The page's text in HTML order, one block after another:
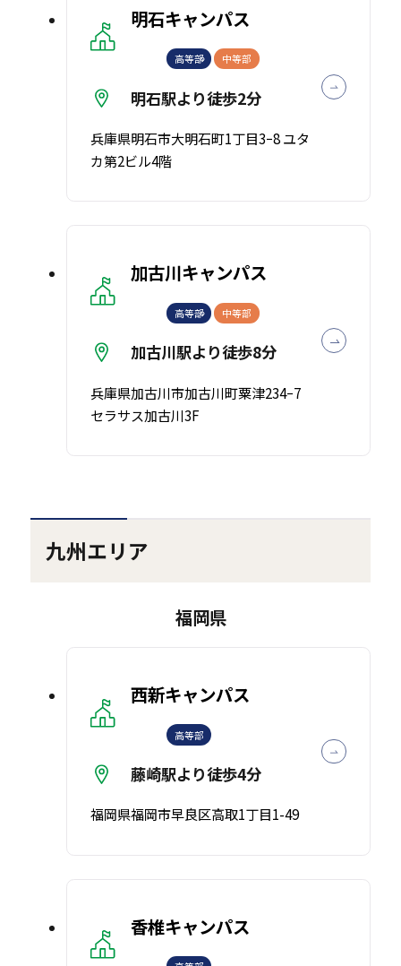
明石キャンパス
高等部 中等部
明石駅より徒歩2分
兵庫県明石市大明石町1丁目3ｰ8 ユタ
カ第2ビル4階
加古川キャンパス
高等部 中等部
加古川駅より徒歩8分
兵庫県加古川市加古川町粟津234ｰ7
セラサス加古川3F
九州エリア
福岡県
西新キャンパス
高等部
藤崎駅より徒歩4分
福岡県福岡市早良区高取1丁目1-49
香椎キャンパス